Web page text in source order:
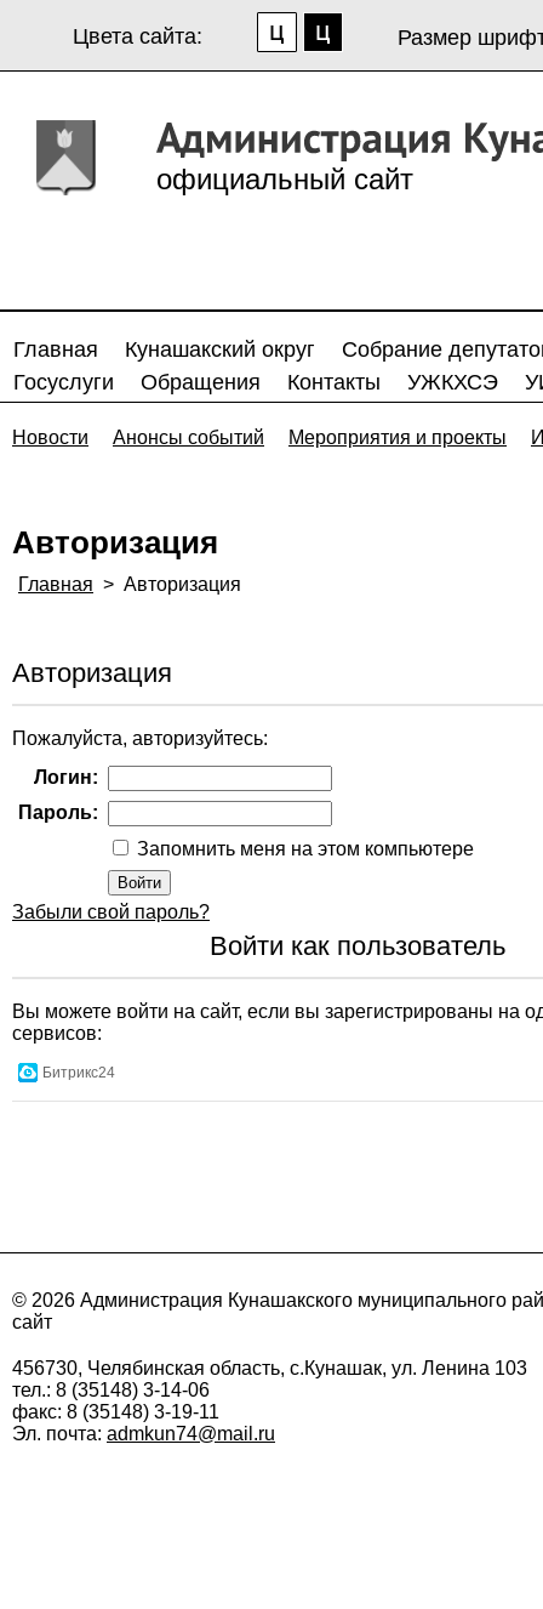
Цвета сайта: Размер
официальный сайт
Главная Кунашакский округ
Собрание
Госуслуги
Обращения Контакты УЖКХСЭ
Новости Анонсы событий Мероприятия и проекты
Авторизация
Главная > Авторизация
Авторизация
Пожалуйста, авторизуйтесь:
Логин:
Пароль:
Запомнить меня на этом компьютере
Забыли свой пароль?
Войти как пользователь
Вы можете войти на сайт, если вы зарегистрированы на
сервисов:
Битрикс24
© 2026 Администрация Кунашакского муниципального
сайт
456730, Челябинская область, с.Кунашак, ул. Ленина 103
тел.: 8 (35148) 3-14-06
факс: 8 (35148) 3-19-11
Эл. почта: admkun74@mail.ru